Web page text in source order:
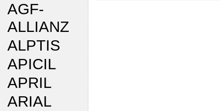
AGF-
ALLIANZ
ALPTIS
APICIL
APRIL
ARIAL